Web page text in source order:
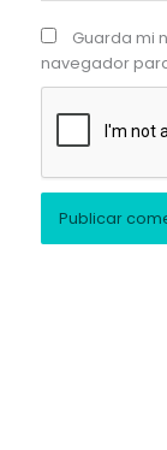
Guarda mi
navegador